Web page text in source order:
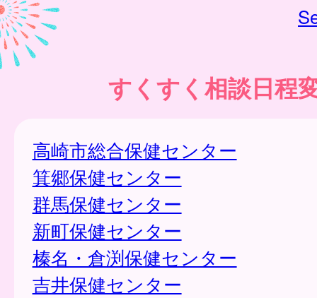
すくすく相談日程
高崎市総合保健センター
箕郷保健センター
群馬保健センター
新町保健センター
榛名・倉渕保健センター
吉井保健センター